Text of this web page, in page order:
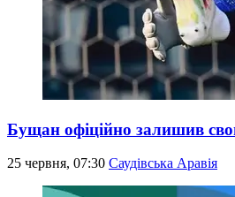
Бущан офіційно залишив
25 червня, 07:30 Саудівська Аравія